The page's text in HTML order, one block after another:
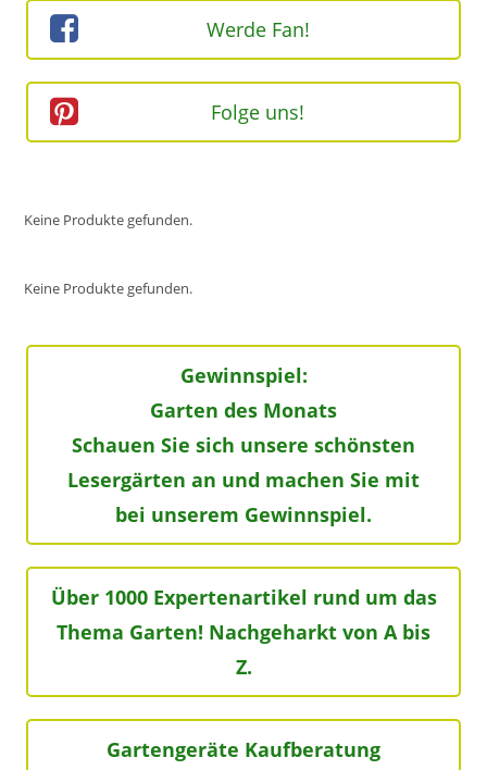
Werde Fan!
Folge uns!
Keine Produkte gefunden.
Keine Produkte gefunden.
Gewinnspiel:
Garten des Monats
Schauen Sie sich unsere schönsten
Lesergärten an und machen Sie mit
bei unserem Gewinnspiel.
Über 1000 Expertenartikel rund um das
Thema Garten! Nachgeharkt von A bis
Z.
Gartengeräte Kaufberatung